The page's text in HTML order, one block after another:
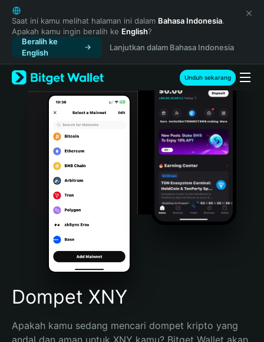
English
日本語
Tiếng Việt
Русский
Español (Latinoamérica)
Türkçe
Italiano
Português (Portugal)
Bahasa Indonesia
Português (Brasil)
Español (Argentina)
Saat ini kamu melihat halaman ini dalam Bahasa Indonesia.
Apakah kamu ingin beralih ke English?
Beralih ke
English
Lanjutkan dalam Bahasa Indonesia
Unduh sekarang
Dompet XNY
Apakah kamu sedang mencari dompet kripto yang
andal dan aman untuk XNY kamu? Bitget Wallet akan